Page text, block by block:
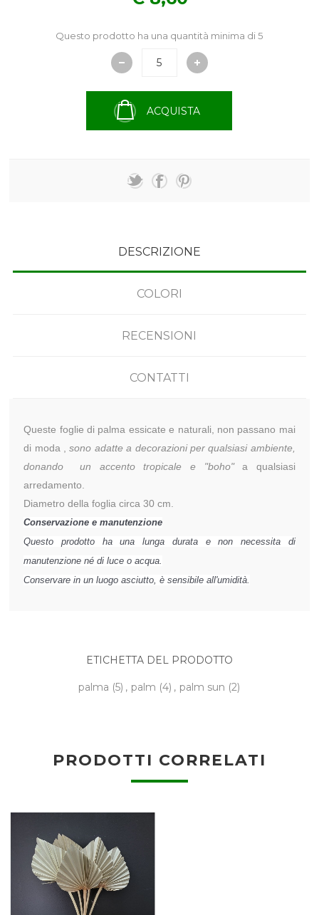
Questo prodotto ha una quantità minima di 5
ACQUISTA
DESCRIZIONE
COLORI
RECENSIONI
CONTATTI
Queste foglie di palma essicate e naturali, non passano mai
di moda ,sono adatte a decorazioni per qualsiasi ambiente,
donando
un accento tropicale e "boho"a qualsiasi
arredamento.
Diametro della foglia circa 30 cm.
Conservazione e manutenzione
Questo prodotto ha una lunga durata e non necessita di
manutenzione né di luce o acqua.
Conservare in un luogo asciutto, è sensibile all'umidità.
ETICHETTA DEL PRODOTTO
palma (5) , palm (4) , palm sun (2)
PRODOTTI CORRELATI